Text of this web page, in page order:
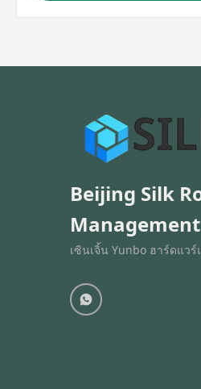
Beijing Silk
เซินเจิ้น Yunbo ฮาร์ดแว